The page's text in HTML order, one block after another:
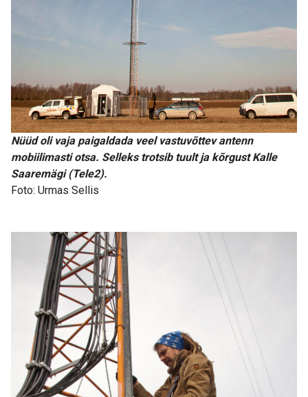
Nüüd oli vaja paigaldada veel vastuvõttev antenn
mobiilimasti otsa. Selleks trotsib tuult ja kõrgust Kalle
Saaremägi (Tele2).
Foto: Urmas Sellis